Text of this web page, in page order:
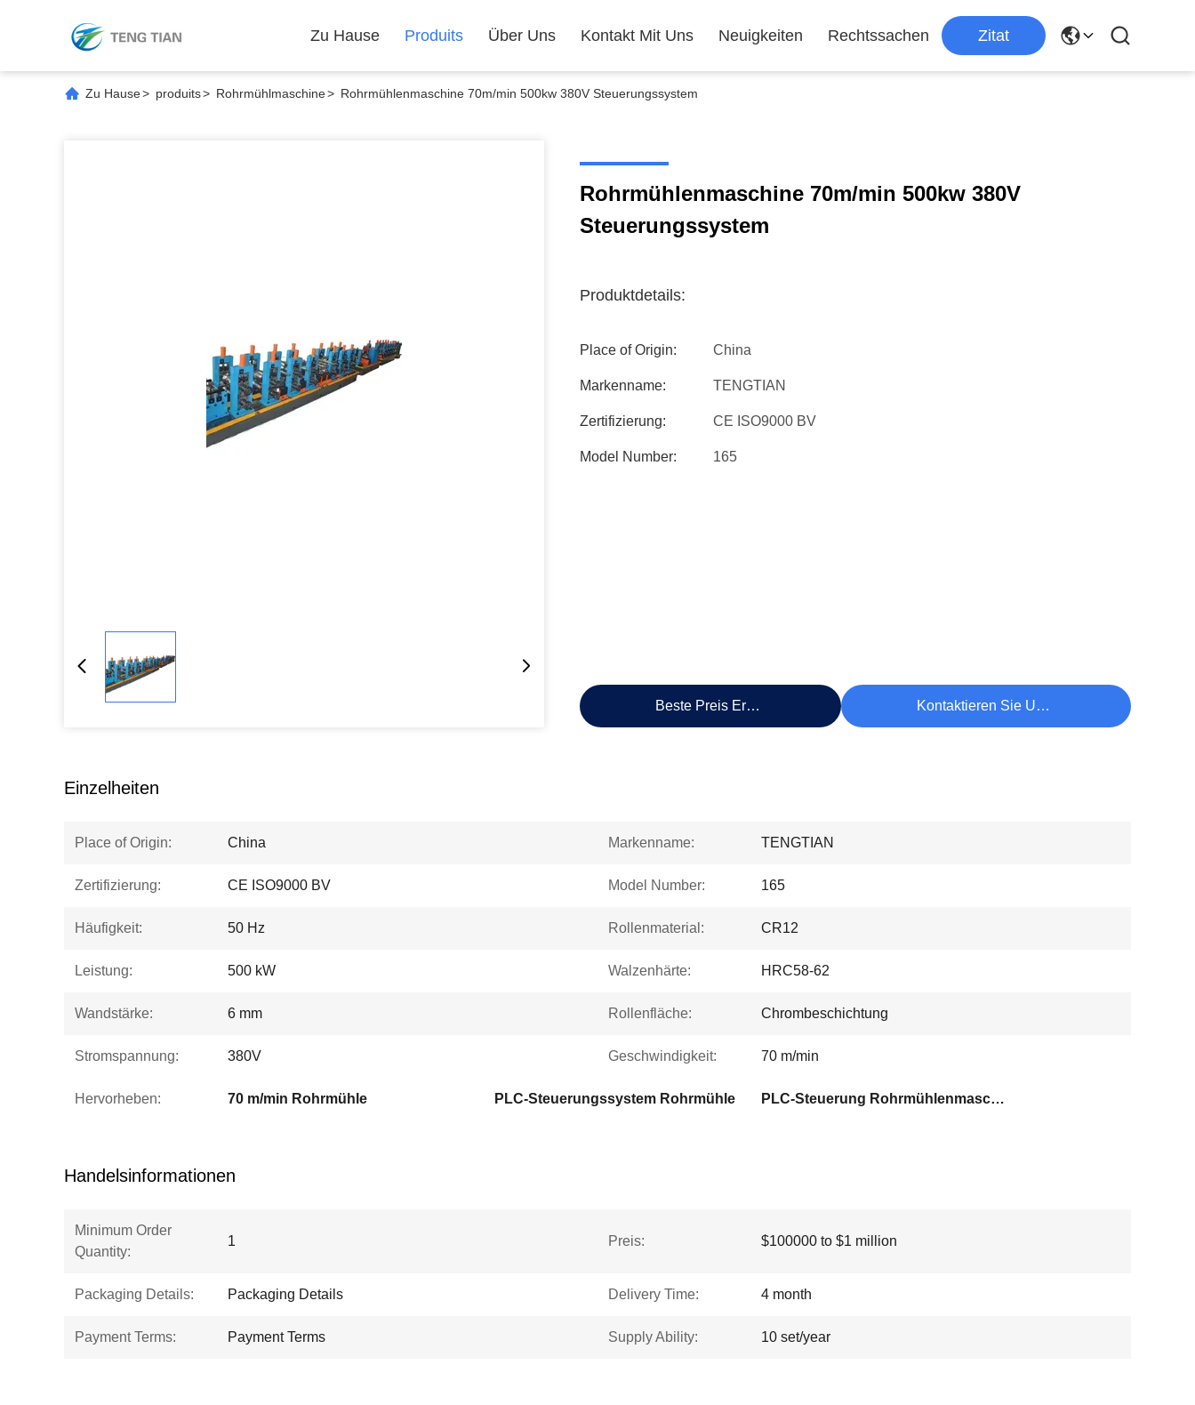
Zu Hause Produits Über Uns Kontakt Mit Uns Neuigkeiten Rechtssachen Zitat
Zu Hause> produits> Rohrmühlmaschine> Rohrmühlenmaschine 70m/min 500kw 380V Steuerungssystem
Rohrmühlenmaschine 70m/min 500kw 380V
Steuerungssystem
Produktdetails:
Place of Origin: China
Markenname: TENGTIAN
Zertifizierung: CE ISO9000 BV
Model Number: 165
Beste Preis Erhalten Kontaktieren Sie Uns Jetzt
Einzelheiten
Place of Origin: China Markenname: TENGTIAN
Zertifizierung: CE ISO9000 BV Model Number: 165
Häufigkeit: 50 Hz Rollenmaterial: CR12
Leistung: 500 kW Walzenhärte: HRC58-62
Wandstärke: 6 mm Rollenfläche: Chrombeschichtung
Stromspannung: 380V Geschwindigkeit: 70 m/min
Hervorheben: 70 m/min Rohrmühle PLC-Steuerungssystem Rohrmühle PLC-Steuerung Rohrmühlenmaschine
Handelsinformationen
Minimum Order
Quantity:
1 Preis: $100000 to $1 million
Packaging Details: Packaging Details Delivery Time: 4 month
Payment Terms: Payment Terms Supply Ability: 10 set/year